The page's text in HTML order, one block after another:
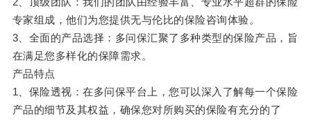
专家组成，他们为您提供无与伦比的保险咨询体验。
3、全面的产品选择：多问保汇聚了多种类型的保险产品，旨
在满足您多样化的保障需求。
产品特点
1、保险透视：在多问保平台上，您可以深入了解每一个保险
产品的细节及其权益，确保您对所购买的保险有充分的了